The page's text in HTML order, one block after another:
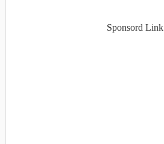
Sponsord Link